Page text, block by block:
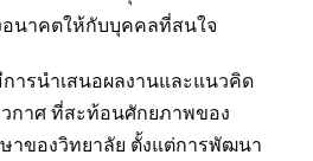
อนาคตให้กับบุคคลที่สนใจ
ารนำเสนอผลงานและแนวคิด
กาศ ที่สะท้อนศักยภาพของ
าของวิทยาลัย ตั้งแต่การพัฒนา